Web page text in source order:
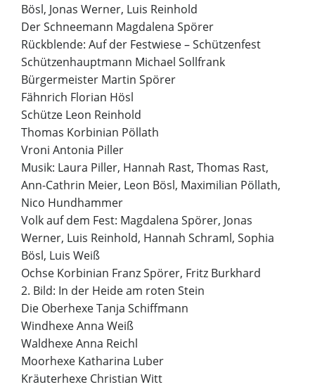
Bösl, Jonas Werner, Luis Reinhold
Der Schneemann Magdalena Spörer
Rückblende: Auf der Festwiese – Schützenfest
Schützenhauptmann Michael Sollfrank
Bürgermeister Martin Spörer
Fähnrich Florian Hösl
Schütze Leon Reinhold
Thomas Korbinian Pöllath
Vroni Antonia Piller
Musik: Laura Piller, Hannah Rast, Thomas Rast,
Ann-Cathrin Meier, Leon Bösl, Maximilian Pöllath,
Nico Hundhammer
Volk auf dem Fest: Magdalena Spörer, Jonas
Werner, Luis Reinhold, Hannah Schraml, Sophia
Bösl, Luis Weiß
Ochse Korbinian Franz Spörer, Fritz Burkhard
2. Bild: In der Heide am roten Stein
Die Oberhexe Tanja Schiffmann
Windhexe Anna Weiß
Waldhexe Anna Reichl
Moorhexe Katharina Luber
Kräuterhexe Christian Witt